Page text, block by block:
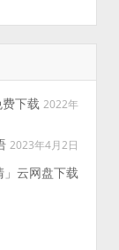
下载 2022年
2023年4月2日
」云网盘下载